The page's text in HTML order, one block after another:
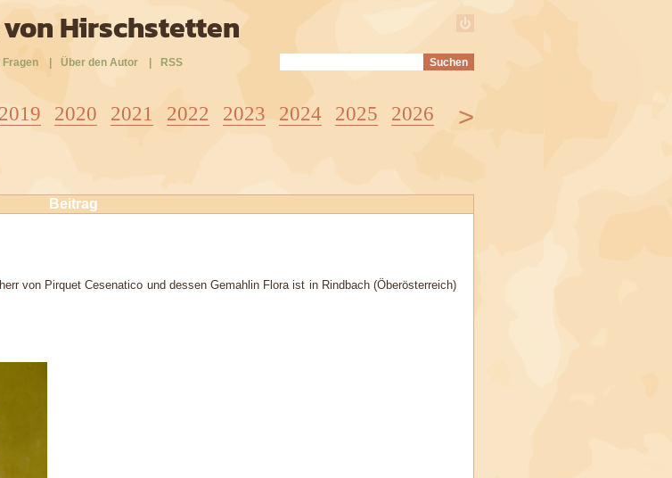
Hirschstetten
Fragen Über den Autor RSS
>
2019 2020 2021 2022 2023 2024 2025 2026
Beitrag
von Pirquet Cesenatico und dessen Gemahlin Flora ist in Rindbach (Öberösterreich)